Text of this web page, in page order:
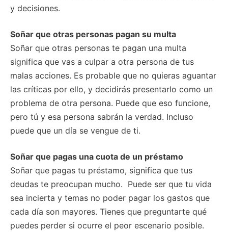
y decisiones.
Soñar que otras personas pagan su multa
Soñar que otras personas te pagan una multa
significa que vas a culpar a otra persona de tus
malas acciones. Es probable que no quieras aguantar
las críticas por ello, y decidirás presentarlo como un
problema de otra persona. Puede que eso funcione,
pero tú y esa persona sabrán la verdad. Incluso
puede que un día se vengue de ti.
Soñar que pagas una cuota de un préstamo
Soñar que pagas tu préstamo, significa que tus
deudas te preocupan mucho. Puede ser que tu vida
sea incierta y temas no poder pagar los gastos que
cada día son mayores. Tienes que preguntarte qué
puedes perder si ocurre el peor escenario posible.